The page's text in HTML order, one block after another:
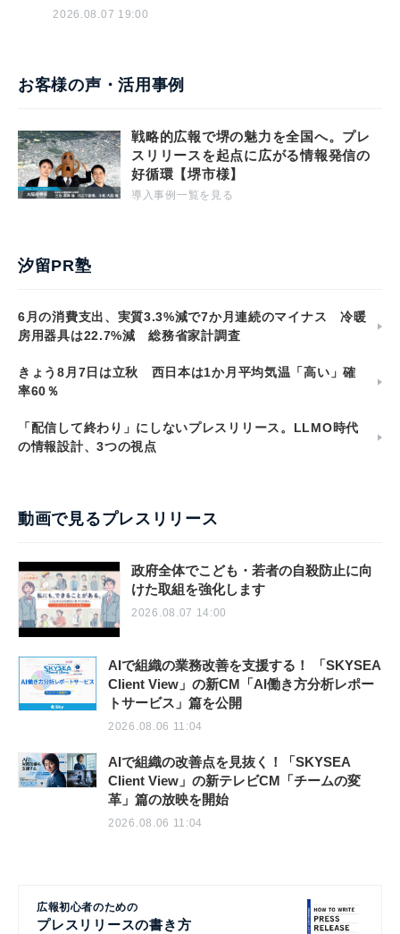
2026.08.07 19:00
お客様の声・活用事例
戦略的広報で堺の魅力を全国へ。プレ
スリリースを起点に広がる情報発信の
好循環【堺市様】
導入事例一覧を見る
汐留PR塾
6月の消費支出、実質3.3%減で7か月連続のマイナス 冷暖
房用器具は22.7%減 総務省家計調査
きょう8月7日は立秋 西日本は1か月平均気温「高い」確
率60％
「配信して終わり」にしないプレスリリース。LLMO時代
の情報設計、3つの視点
動画で見るプレスリリース
政府全体でこども・若者の自殺防止に向
けた取組を強化します
2026.08.07 14:00
AIで組織の業務改善を支援する！ 「SKYSEA
Client View」の新CM「AI働き方分析レポー
トサービス」篇を公開
2026.08.06 11:04
AIで組織の改善点を見抜く！「SKYSEA
Client View」の新テレビCM「チームの変
革」篇の放映を開始
2026.08.06 11:04
広報初心者のための
プレスリリースの書き方